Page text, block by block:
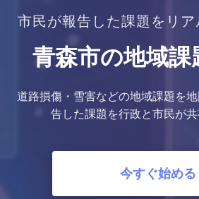
市民が報告した課題をリ
青森市の地域
道路損傷・雪害などの地域課題を
告した課題を行政と市民が共
今すぐ始める